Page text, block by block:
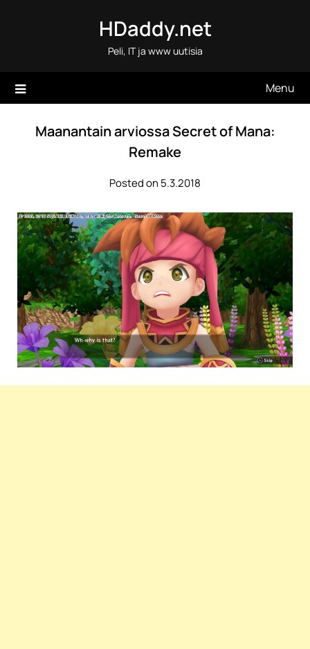
HDaddy.net
Peli, IT ja www uutisia
Menu
Maanantain arviossa Secret of Mana:
Remake
Posted on 5.3.2018